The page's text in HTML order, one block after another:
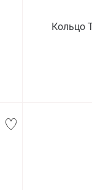
Кольцо